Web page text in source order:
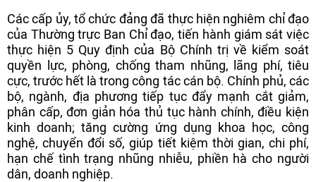
Các cấp ủy, tổ chức đảng đã thực hiện nghiêm chỉ đạo
của Thường trực Ban Chỉ đạo, tiến hành giám sát việc
thực hiện 5 Quy định của Bộ Chính trị về kiểm soát
quyền lực, phòng, chống tham nhũng, lãng phí, tiêu
cực, trước hết là trong công tác cán bộ. Chính phủ, các
bộ, ngành, địa phương tiếp tục đẩy mạnh cắt giảm,
phân cấp, đơn giản hóa thủ tục hành chính, điều kiện
kinh doanh; tăng cường ứng dụng khoa học, công
nghệ, chuyển đổi số, giúp tiết kiệm thời gian, chi phí,
hạn chế tình trạng nhũng nhiễu, phiền hà cho người
dân, doanh nghiệp.